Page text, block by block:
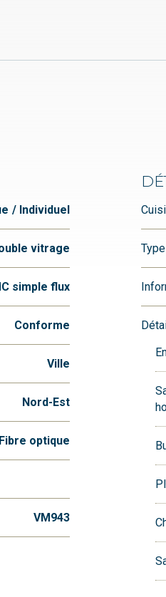
Individuel
vitrage
simple flux
Conforme
Ville
Nord-Est
Fibre optique
VM943